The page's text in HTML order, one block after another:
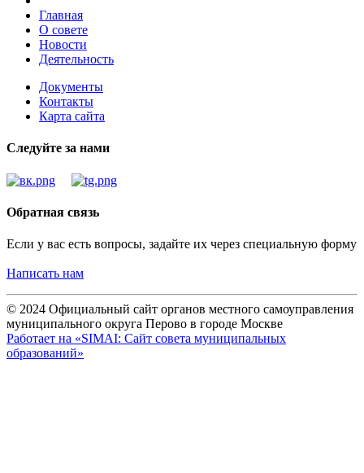
Главная
О совете
Новости
Деятельность
Документы
Контакты
Карта сайта
Следуйте за нами
Обратная связь
Если у вас есть вопросы, задайте их через специальную форму
Написать нам
© 2024 Официальный сайт органов местного самоуправления
муниципального округа Перово в городе Москве
Работает на «SIMAI: Сайт совета муниципальных
образований»